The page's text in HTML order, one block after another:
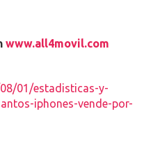
investigación y
los iPhones usados